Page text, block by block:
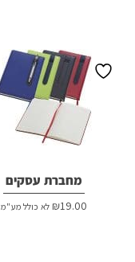
מחברת עסקים
₪19.00 לא כולל מע"מ